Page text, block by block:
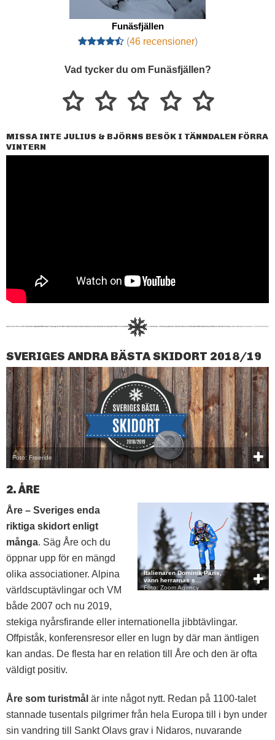
Funäsfjällen
(46 recensioner)
Vad tycker du om Funäsfjällen?
MISSA INTE JULIUS & BJÖRNS BESÖK I TÄNNDALEN FÖRRA
VINTERN
SVERIGES ANDRA BÄSTA SKIDORT 2018/19
Foto: Freeride
2. ÅRE
Italienaren Dominik Paris,
vann herrarnas s…
Foto: Zoom Agency
Åre – Sveriges enda
riktiga skidort enligt
många. Säg Åre och du
öppnar upp för en mängd
olika associationer. Alpina
världscuptävlingar och VM
både 2007 och nu 2019,
stekiga nyårsfirande eller internationella jibbtävlingar.
Offpiståk, konferensresor eller en lugn by där man äntligen
kan andas. De flesta har en relation till Åre och den är ofta
väldigt positiv.
Åre som turistmål är inte något nytt. Redan på 1100-talet
stannade tusentals pilgrimer från hela Europa till i byn under
sin vandring till Sankt Olavs grav i Nidaros, nuvarande